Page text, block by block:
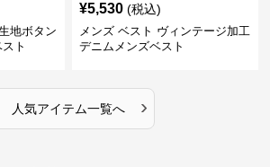
地ボタン
ト
¥5,530 (税込)
メンズ ベスト ヴィンテージ加工
デニムメンズベスト
人気アイテム一覧へ ›